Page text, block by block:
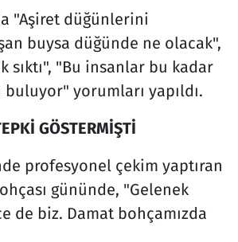
"Aşiret düğünlerini
buysa düğünde ne olacak",
sıktı", "Bu insanlar bu kadar
buluyor" yorumları yapıldı.
GÖSTERMİŞTİ
profesyonel çekim yaptıran
gününde, "Gelenek
de biz. Damat bohçamızda